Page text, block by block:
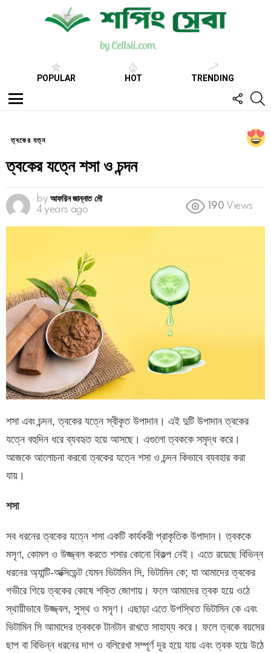
POPULAR HOT TRENDING
Menu
US
ত্বকের যত্ন
ত্বকের যত্নে শসা ও চন্দন
by আফরিন জান্নাত মৌ
4 years ago
190 Views
শসা এবং চন্দন, ত্বকের যত্নে স্বীকৃত উপাদান। এই দুটি উপাদান ত্বকের
যত্নে বহুদিন ধরে ব্যবহৃত হয়ে আসছে। এগুলো ত্বককে সমৃদ্ধ করে।
আজকে আলোচনা করবো ত্বকের যত্নে শসা ও চন্দন কিভাবে ব্যবহার করা
যায়।
শসা
সব ধরনের ত্বকের যত্নে শসা একটি কার্যকরী প্রাকৃতিক উপাদান। ত্বককে
মসৃণ, কোমল ও উজ্জ্বল করতে শসার কোনো বিকল্প নেই। এতে রয়েছে বিভিন্ন
ধরনের অ্যান্টি-অক্সিডেন্ট যেমন ভিটামিন সি, ভিটামিন কে; যা আমাদের ত্বকের
গভীরে গিয়ে ত্বকের কোষে শক্তি জোগায়। ফলে আমাদের ত্বক হয়ে ওঠে
স্থায়ীভাবে উজ্জ্বল, সুস্থ ও মসৃণ। এছাড়া এতে উপস্থিত ভিটামিন কে এবং
ভিটামিন সি আমাদের ত্বককে টানটান রাখতে সাহায্য করে। ফলে ত্বকে বয়সের
ছাপ বা বিভিন্ন ধরনের দাগ ও বলিরেখা সম্পূর্ণ দূর হয়ে যায় এবং ত্বক হয়ে উঠে